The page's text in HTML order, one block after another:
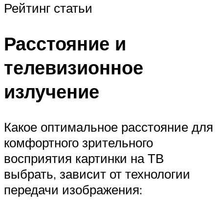
Рейтинг статьи
Расстояние и
телевизионное
излучение
Какое оптимальное расстояние для
комфортного зрительного
восприятия картинки на ТВ
выбрать, зависит от технологии
передачи изображения: